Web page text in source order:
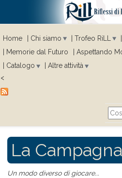
Home Chi siamo Trofeo RiLL
Memorie dal Futuro
Aspettando
Catalogo
Altre attività
<
La
Un modo diverso di giocare...